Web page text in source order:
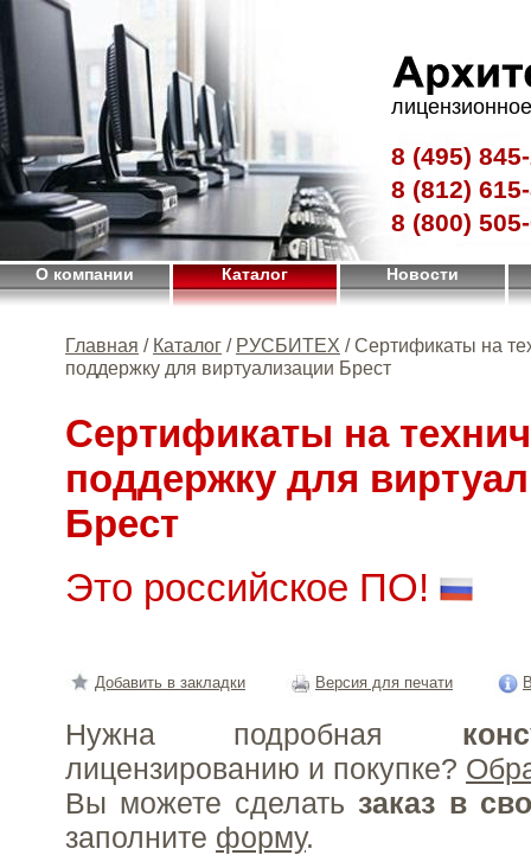
8 (495)
8 (812)
8 (800)
О компании Каталог Новости
Главная / Каталог / РУСБИТЕХ / Сертификаты на
поддержку для виртуализации Брест
Сертификаты на
поддержку для
Брест
Это российское ПО!
Добавить в закладки Версия для печати
Нужна подробная
лицензированию и покупке?
Вы можете сделать заказ в
заполните форму.